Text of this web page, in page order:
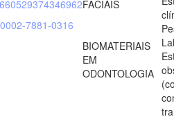
7881-0316
FACIAIS
BIOMATERIAIS
EM
ODONTOLOGIA